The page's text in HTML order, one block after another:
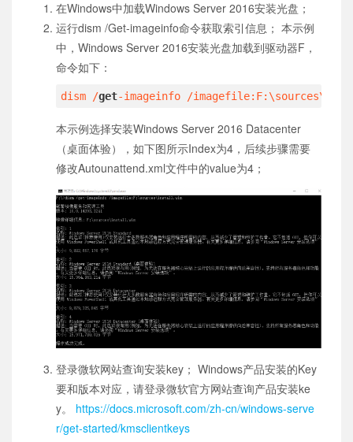
在Windows中加载Windows Server 2016安装光盘；
运行dism /Get-imageinfo命令获取索引信息； 本示例
中，Windows Server 2016安装光盘加载到驱动器F，
命令如下：
dism /get-imageinfo /
本示例选择安装Windows Server 2016 Datacenter
（桌面体验），如下图所示Index为4，后续步骤需要
修改Autounattend.xml文件中的value为4；
登录微软网站查询安装key； Windows产品安装的Key
要和版本对应，请登录微软官方网站查询产品安装ke
y。 https://docs.microsoft.com/zh-cn/windows-serve
r/get-started/kmsclientkeys